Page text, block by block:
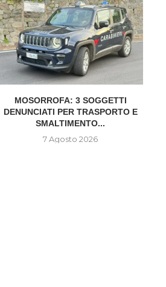
MOSORROFA: 3 SOGGETTI
DENUNCIATI PER TRASPORTO E
SMALTIMENTO...
7 Agosto 2026